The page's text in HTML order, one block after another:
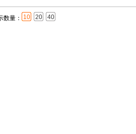
数量： 10 20 40